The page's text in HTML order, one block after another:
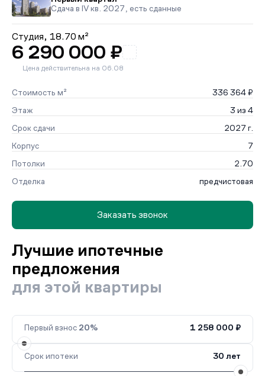
Сдача в IV кв. 2027, есть сданные
Студия, 18.70 м²
6 290 000 ₽
Цена действительна на 06.08
Стоимость м²
336 364 ₽
Этаж
3 из 4
Срок сдачи
2027 г.
Корпус
7
Потолки
2.70
Отделка
предчистовая
Заказать звонок
Лучшие ипотечные
предложения
для этой квартиры
Первый взнос 20% 1 258 000 ₽
Срок ипотеки 30 лет